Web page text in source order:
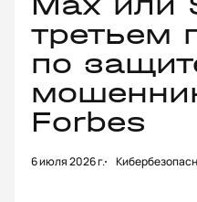
третьем
по
Forbes
6 июля 2026 г.